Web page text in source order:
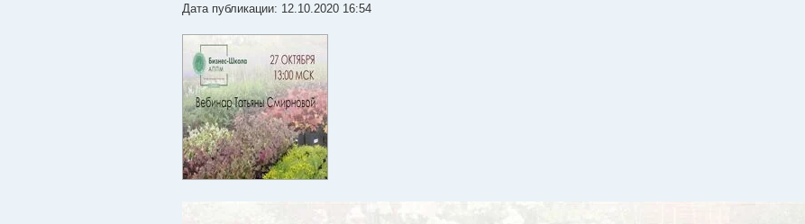
Дата публикации: 12.10.2020 16:54